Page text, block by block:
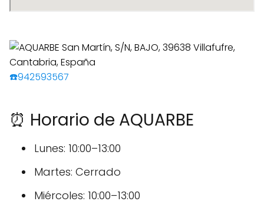
☎️942593567
⏰ Horario de AQUARBE
Lunes: 10:00–13:00
Martes: Cerrado
Miércoles: 10:00–13:00